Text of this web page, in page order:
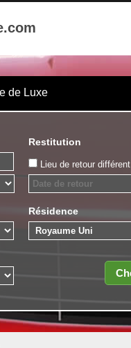
de Luxe
Restitution
Lieu de retour différent
Résidence